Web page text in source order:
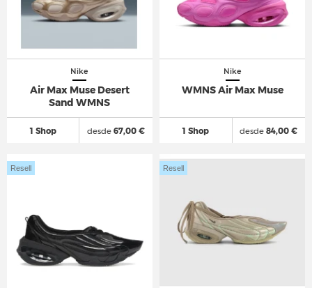
Nike
Air Max Muse Desert
Sand WMNS
1 Shop desde67,00 €
Nike
WMNS Air Max Muse
1 Shop desde 84,00 €
Resell Resell